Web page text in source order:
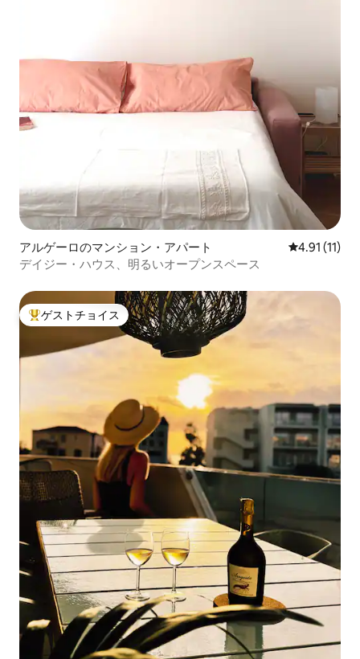
アルゲーロのマンション・アパート レビュー11
4.91 (11)
デイジー・ハウス、明るいオープンスペース
大好評のゲストチョイスです。
ゲストチョイス